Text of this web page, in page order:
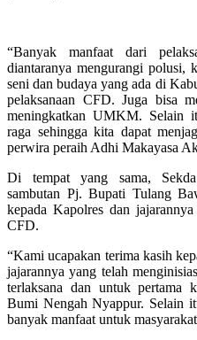
“Banyak manfaat dari
diantaranya mengurangi polusi,
seni dan budaya yang ada di
pelaksanaan CFD. Juga bisa
meningkatkan UMKM. Selain
raga sehingga kita dapat
perwira peraih Adhi Makayasa
Di tempat yang sama,
sambutan Pj. Bupati Tulang
kepada Kapolres dan
CFD.
“Kami ucapakan terima kasih
jajarannya yang telah
terlaksana dan untuk pertama
Bumi Nengah Nyappur. Selain
banyak manfaat untuk